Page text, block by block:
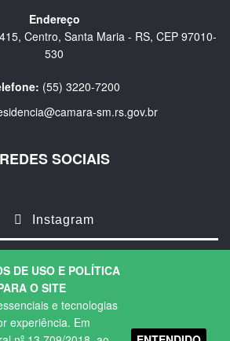
DE USO E POLÍTICA
O SITE
e tecnologias
experiência. Em
Endereço
Centro, Santa Maria - RS, CEP 97010-
530
(55) 3220-7200
sm.rs.gov.br
REDES SOCIAIS
Instagram